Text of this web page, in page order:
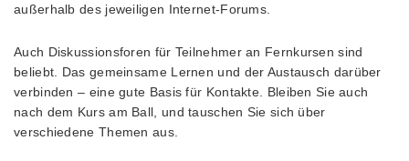
außerhalb des jeweiligen Internet-Forums.
Auch Diskussionsforen für Teilnehmer an Fernkursen sind
beliebt. Das gemeinsame Lernen und der Austausch darüber
verbinden – eine gute Basis für Kontakte. Bleiben Sie auch
nach dem Kurs am Ball, und tauschen Sie sich über
verschiedene Themen aus.